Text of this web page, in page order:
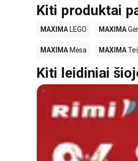
Kiti produktai
MAXIMA LEGO MAXIMA
MAXIMA Mėsa MAXIMA
Kiti leidiniai